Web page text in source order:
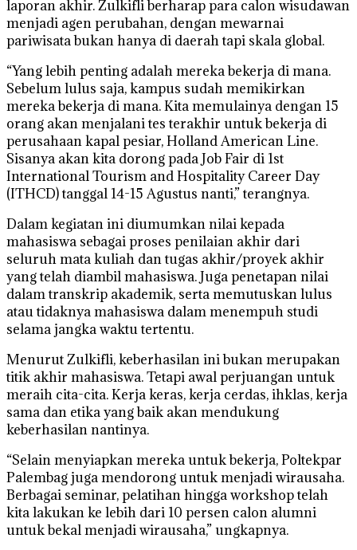
laporan akhir. Zulkifli berharap para calon wisudawan
menjadi agen perubahan, dengan mewarnai
pariwisata bukan hanya di daerah tapi skala global.
“Yang lebih penting adalah mereka bekerja di mana.
Sebelum lulus saja, kampus sudah memikirkan
mereka bekerja di mana. Kita memulainya dengan 15
orang akan menjalani tes terakhir untuk bekerja di
perusahaan kapal pesiar, Holland American Line.
Sisanya akan kita dorong pada Job Fair di 1st
International Tourism and Hospitality Career Day
(ITHCD) tanggal 14-15 Agustus nanti,” terangnya.
Dalam kegiatan ini diumumkan nilai kepada
mahasiswa sebagai proses penilaian akhir dari
seluruh mata kuliah dan tugas akhir/proyek akhir
yang telah diambil mahasiswa. Juga penetapan nilai
dalam transkrip akademik, serta memutuskan lulus
atau tidaknya mahasiswa dalam menempuh studi
selama jangka waktu tertentu.
Menurut Zulkifli, keberhasilan ini bukan merupakan
titik akhir mahasiswa. Tetapi awal perjuangan untuk
meraih cita-cita. Kerja keras, kerja cerdas, ihklas, kerja
sama dan etika yang baik akan mendukung
keberhasilan nantinya.
“Selain menyiapkan mereka untuk bekerja, Poltekpar
Palembag juga mendorong untuk menjadi wirausaha.
Berbagai seminar, pelatihan hingga workshop telah
kita lakukan ke lebih dari 10 persen calon alumni
untuk bekal menjadi wirausaha,” ungkapnya.